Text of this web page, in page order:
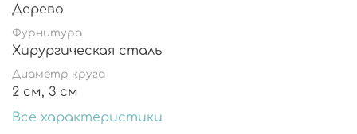
Дерево
Фурнитура
Хирургическая сталь
Диаметр круга
2 см, 3 см
Все характеристики